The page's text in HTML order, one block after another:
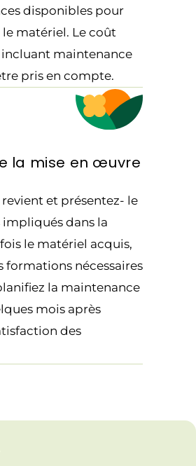
disponibles pour
matériel. Le coût
maintenance
pris en compte.
la mise en œuvre
et présentez- le
impliqués dans la
le matériel acquis,
formations nécessaires
la maintenance
mois après
des